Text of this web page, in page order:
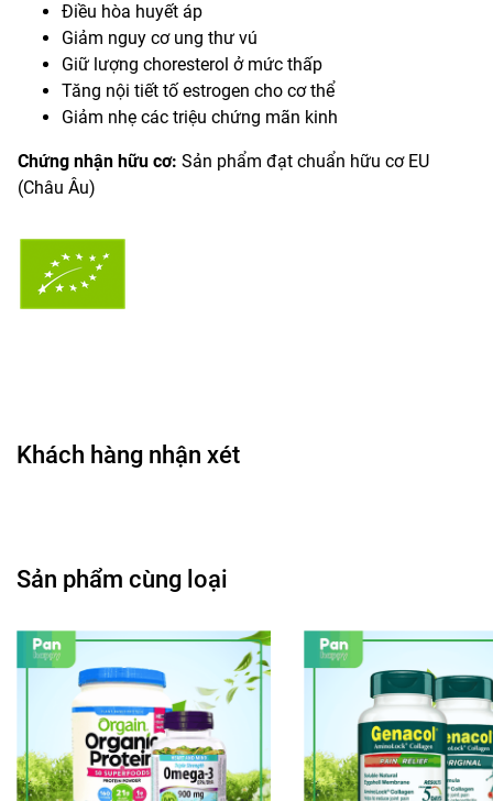
Điều hòa huyết áp
Giảm nguy cơ ung thư vú
Giữ lượng choresterol ở mức thấp
Tăng nội tiết tố estrogen cho cơ thể
Giảm nhẹ các triệu chứng mãn kinh
Chứng nhận hữu cơ: Sản phẩm đạt chuẩn hữu cơ EU
(Châu Âu)
Khách hàng nhận xét
Sản phẩm cùng loại